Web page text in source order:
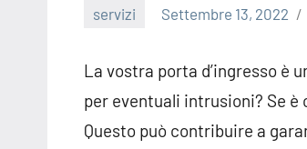
servizi Settembre 13, 2022
La vostra porta d’ingresso è
per eventuali intrusioni? Se
Questo può contribuire a